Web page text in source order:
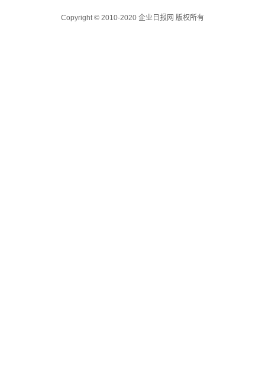
Copyright © 2010-2020 企业日报网 版权所有